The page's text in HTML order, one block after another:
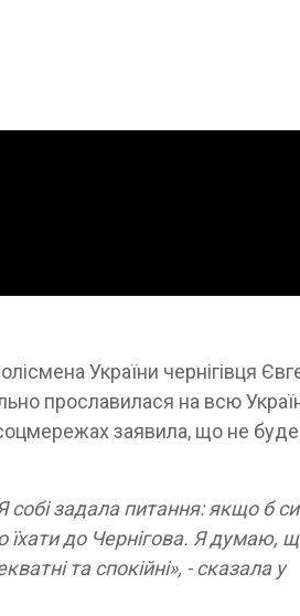
України чернігівця
прославилася на всю
соцмережах заявила, що не
собі задала питання: якщо б
їхати до Чернігова. Я думаю,
та спокійні», - сказала у